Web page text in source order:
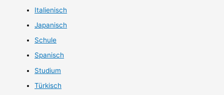
Italienisch
Japanisch
Schule
Spanisch
Studium
Türkisch